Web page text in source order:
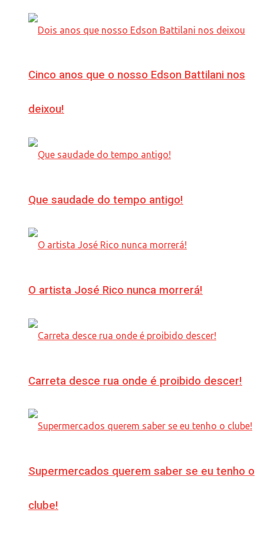
Cinco anos que o nosso Edson Battilani nos
deixou!
Que saudade do tempo antigo!
O artista José Rico nunca morrerá!
Carreta desce rua onde é proibido descer!
Supermercados querem saber se eu tenho o
clube!